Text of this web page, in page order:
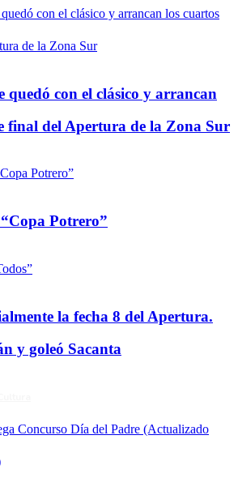
quedó con el clásico y arrancan
final del Apertura de la Zona Sur
Potrero”
la fecha 8 del Apertura.
y goleó Sacanta